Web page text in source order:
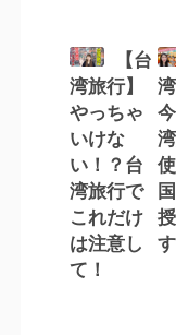
【台
湾旅行】
やっちゃ
いけな
い！？台
湾旅行で
これだけ
は注意し
て！
す